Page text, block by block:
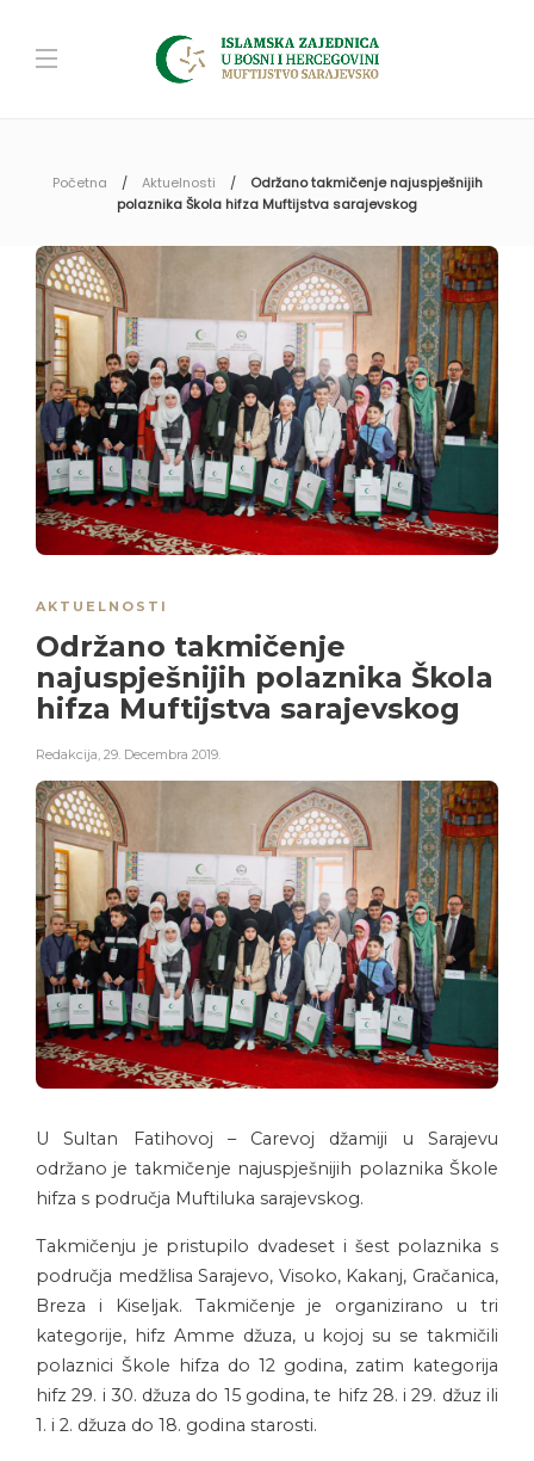
Početna Aktuelnosti
Održano takmičenje najuspješnijih
polaznika Škola hifza Muftijstva sarajevskog
AKTUELNOSTI
Održano takmičenje
najuspješnijih polaznika Škola
hifza Muftijstva sarajevskog
Redakcija 29. Decembra 2019.
U Sultan Fatihovoj – Carevoj džamiji u Sarajevu
održano je takmičenje najuspješnijih polaznika Škole
hifza s područja Muftiluka sarajevskog.
Takmičenju je pristupilo dvadeset i šest polaznika s
područja medžlisa Sarajevo, Visoko, Kakanj, Gračanica,
Breza i Kiseljak. Takmičenje je organizirano u tri
kategorije, hifz Amme džuza, u kojoj su se takmičili
polaznici Škole hifza do 12 godina, zatim kategorija
hifz 29. i 30. džuza do 15 godina, te hifz 28. i 29. džuz ili
1. i 2. džuza do 18. godina starosti.